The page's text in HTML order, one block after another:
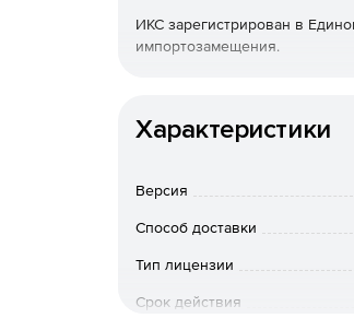
ИКС зарегистрирован в
импортозамещения.
Межсетевой экран ИКС
Интернет-шлюз ИКС
Функции ИКС
Характеристики
Версия
Способ доставки
Тип лицензии
Срок действия